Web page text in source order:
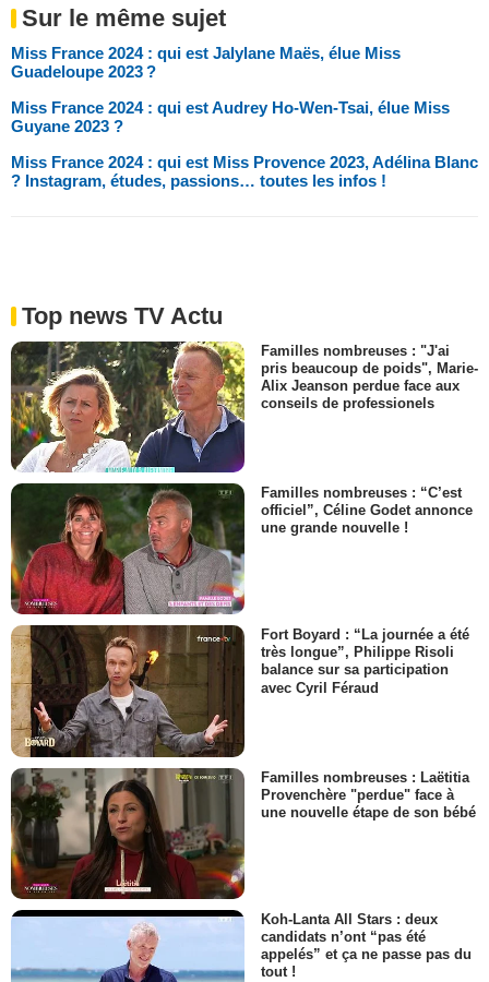
Sur le même sujet
Miss France 2024 : qui est Jalylane Maës, élue Miss
Guadeloupe 2023 ?
Miss France 2024 : qui est Audrey Ho-Wen-Tsai, élue Miss
Guyane 2023 ?
Miss France 2024 : qui est Miss Provence 2023, Adélina Blanc
? Instagram, études, passions… toutes les infos !
Top news TV Actu
Familles nombreuses : "J'ai
pris beaucoup de poids", Marie-
Alix Jeanson perdue face aux
conseils de professionels
Familles nombreuses : “C’est
officiel”, Céline Godet annonce
une grande nouvelle !
Fort Boyard : “La journée a été
très longue”, Philippe Risoli
balance sur sa participation
avec Cyril Féraud
Familles nombreuses : Laëtitia
Provenchère "perdue" face à
une nouvelle étape de son bébé
Koh-Lanta All Stars : deux
candidats n’ont “pas été
appelés” et ça ne passe pas du
tout !